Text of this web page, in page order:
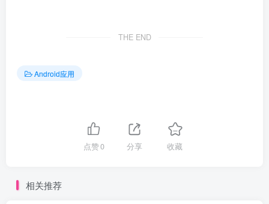
THE END
Android应用
点赞0 分享 收藏
相关推荐